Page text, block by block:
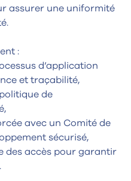
assurer une uniformité
:
d’application
et traçabilité,
de
avec un Comité de
sécurisé,
des accès pour garantir